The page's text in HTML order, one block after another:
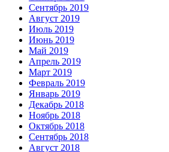
Сентябрь 2019
Август 2019
Июль 2019
Июнь 2019
Май 2019
Апрель 2019
Март 2019
Февраль 2019
Январь 2019
Декабрь 2018
Ноябрь 2018
Октябрь 2018
Сентябрь 2018
Август 2018